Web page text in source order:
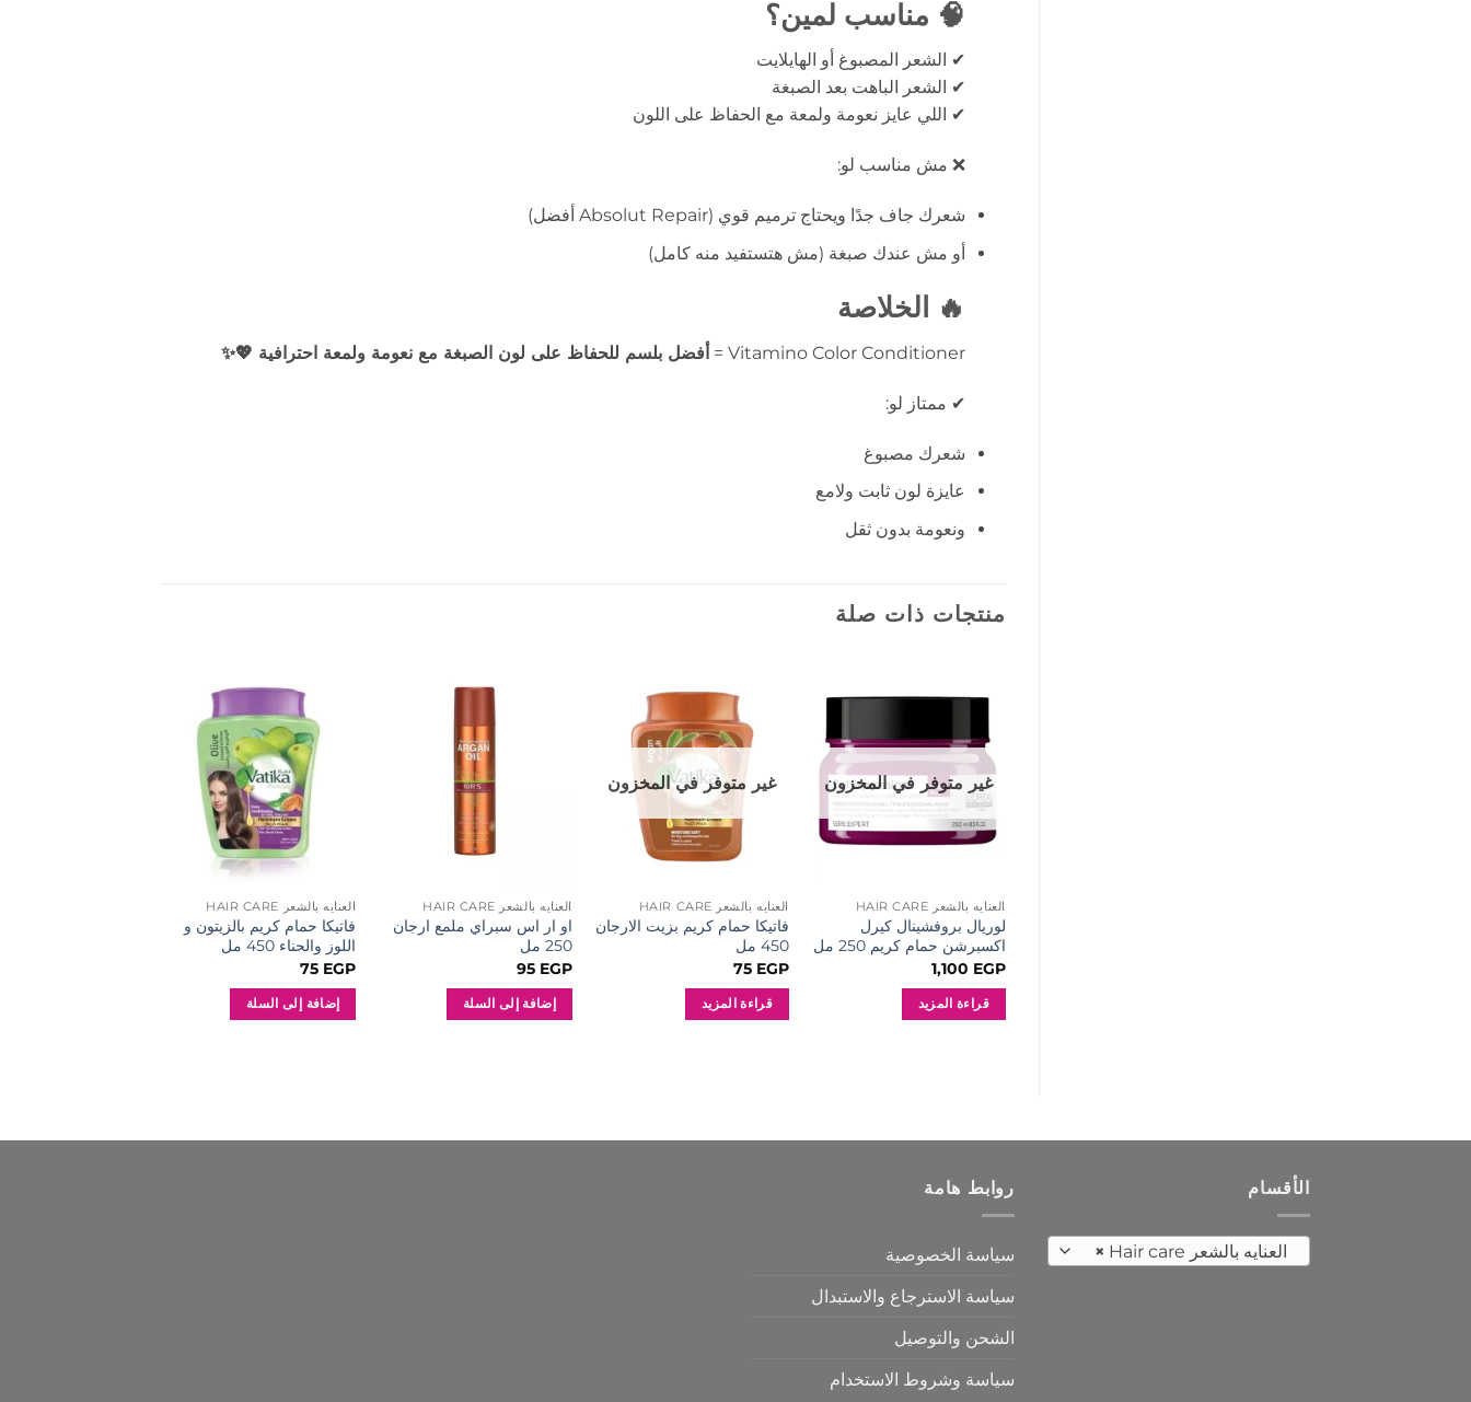
🧠 مناسب لمين؟
✔ الشعر المصبوغ أو الهايلايت
✔ الشعر الباهت بعد الصبغة
✔ اللي عايز نعومة ولمعة مع الحفاظ على اللون
❌ مش مناسب لو:
شعرك جاف جدًا ويحتاج ترميم قوي (Absolut Repair أفضل)
أو مش عندك صبغة (مش هتستفيد منه كامل)
🔥 الخلاصة
Vitamino Color Conditioner = أفضل بلسم للحفاظ على لون الصبغة مع نعومة ولمعة احترافية 💖✨
✔ ممتاز لو:
شعرك مصبوغ
عايزة لون ثابت ولامع
ونعومة بدون ثقل
منتجات ذات صلة
المفضلة
غير متوفر في المخزون
العنايه بالشعر HAIR CARE
لوريال بروفشينال كيرل
اكسبرشن حمام كريم 250 مل
1,100 EGP
قراءة المزيد
المفضلة
غير متوفر في المخزون
العنايه بالشعر HAIR CARE
فاتيكا حمام كريم بزيت الارجان
450 مل
75 EGP
قراءة المزيد
العنايه بالشعر HAIR CARE
او ار اس سبراي ملمع ارجان
250 مل
95 EGP
إضافة إلى السلة
العنايه بالشعر HAIR CARE
فاتيكا حمام كريم بالزيتون و
اللوز والحناء 450 مل
75 EGP
إضافة إلى السلة
الأقسام
× العنايه بالشعر Hair care
روابط هامة
سياسة الخصوصية
سياسة الاسترجاع والاستبدال
الشحن والتوصيل
سياسة وشروط الاستخدام